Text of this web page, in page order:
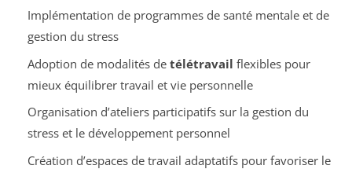
Implémentation de programmes de santé mentale et de
gestion du stress
Adoption de modalités de télétravail flexibles pour
mieux équilibrer travail et vie personnelle
Organisation d’ateliers participatifs sur la gestion du
stress et le développement personnel
Création d’espaces de travail adaptatifs pour favoriser le